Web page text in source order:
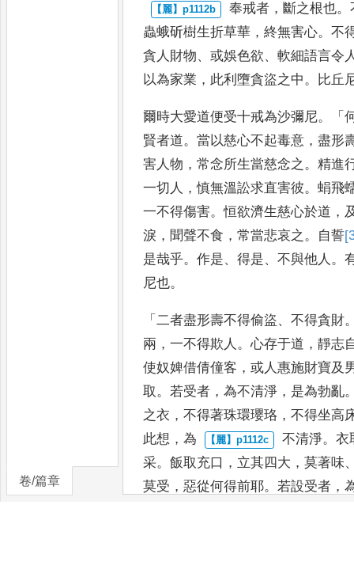
卷/篇章
奉戒者 ， 斷之根也。
蟲蛾斫樹生折草華 ，終無害心。不
貪 人財物、或娛色欲、軟細語言令
以為家業 ， 此利墮貪盜之中。 比丘
爾時大愛道便受十戒為沙彌尼。「
賢者道。當以慈心不起毒意 ，盡形
害人物 ，常念所生當慈念之。精進
一切人 ，慎無溫訟求直害彼。蜎飛
一不得傷害。恒欲濟生慈心於道 ，
淚 ， 聞聲不食 ，常當悲哀之。 自誓
是哉乎。作是、得是、不與他人 。
尼也。
「二者盡形壽不得偷盜、不得貪財
兩 ，一不得欺人 。心存于道 ，靜志
使奴婢借倩僮客 ，或人惠施財寶及
取。若受者 ，為不清淨 ， 是為勃亂
之衣 ，不得著珠環瓔珞 ，不得坐高
此想 ，為 不清淨。衣
采。飯取充口 ， 立其四大 ，莫著味
莫受 ，惡從何得前耶。若設受者 ，